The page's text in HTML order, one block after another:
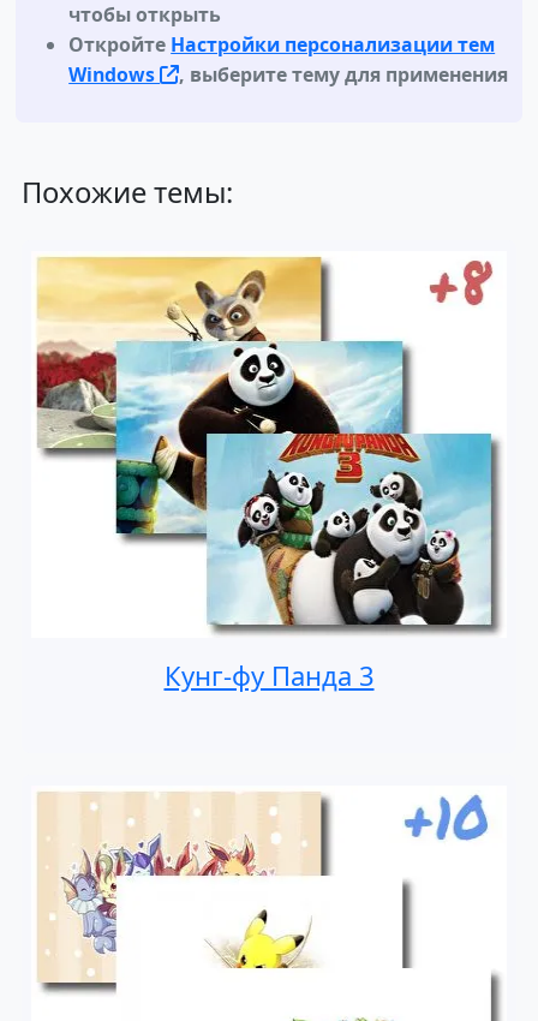
чтобы открыть
Откройте Настройки персонализации тем
Windows
, выберите тему для применения
Похожие темы:
Кунг-фу Панда 3